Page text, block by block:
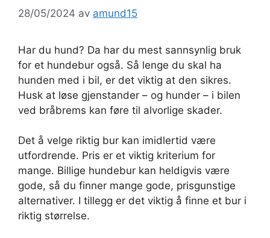
28/05/2024 av amund15
Har du hund? Da har du mest sannsynlig bruk
for et hundebur også. Så lenge du skal ha
hunden med i bil, er det viktig at den sikres.
Husk at løse gjenstander – og hunder – i bilen
ved bråbrems kan føre til alvorlige skader.
Det å velge riktig bur kan imidlertid være
utfordrende. Pris er et viktig kriterium for
mange. Billige hundebur kan heldigvis være
gode, så du finner mange gode, prisgunstige
alternativer. I tillegg er det viktig å finne et bur i
riktig størrelse.